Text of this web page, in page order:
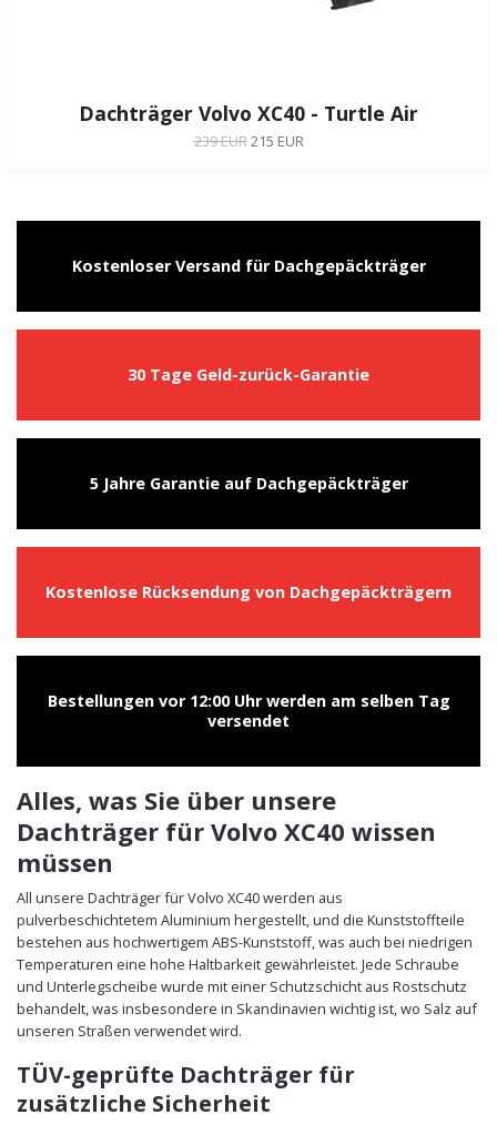
Dachträger Volvo XC40 - Turtle Air
239 EUR215 EUR
Kostenloser Versand für Dachgepäckträger
30 Tage Geld-zurück-Garantie
5 Jahre Garantie auf Dachgepäckträger
Kostenlose Rücksendung von Dachgepäckträgern
Bestellungen vor 12:00 Uhr werden am selben Tag
versendet
Alles, was Sie über unsere
Dachträger für Volvo XC40 wissen
müssen
All unsere Dachträger für Volvo XC40 werden aus
pulverbeschichtetem Aluminium hergestellt, und die Kunststoffteile
bestehen aus hochwertigem ABS-Kunststoff, was auch bei niedrigen
Temperaturen eine hohe Haltbarkeit gewährleistet. Jede Schraube
und Unterlegscheibe wurde mit einer Schutzschicht aus Rostschutz
behandelt, was insbesondere in Skandinavien wichtig ist, wo Salz auf
unseren Straßen verwendet wird.
TÜV-geprüfte Dachträger für
zusätzliche Sicherheit